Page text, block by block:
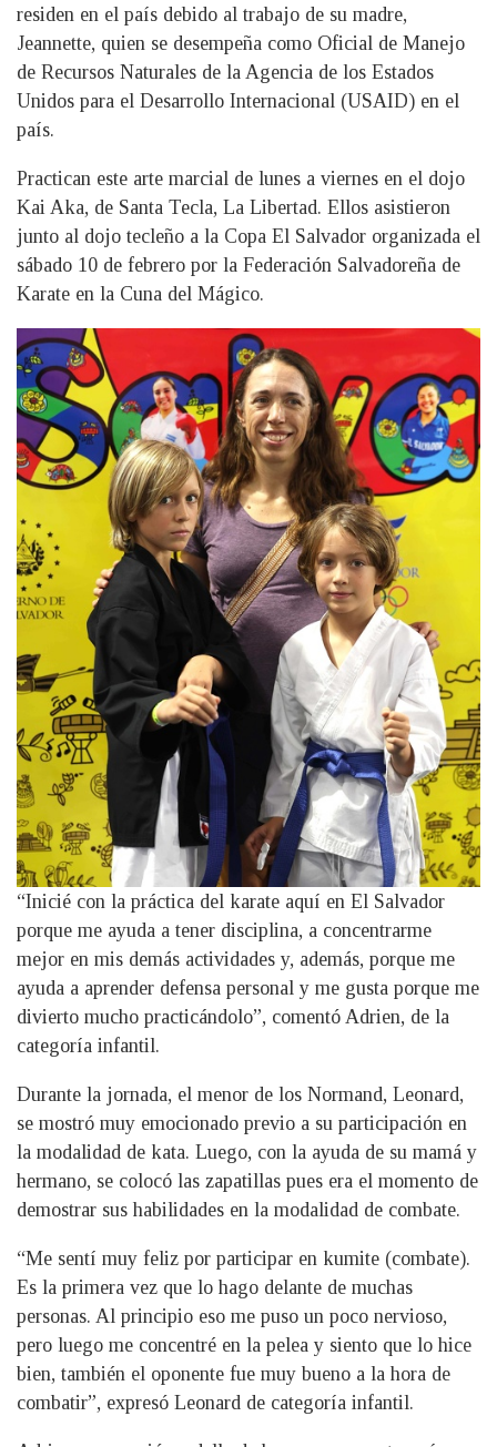
residen en el país debido al trabajo de su madre,
Jeannette, quien se desempeña como Oficial de Manejo
de Recursos Naturales de la Agencia de los Estados
Unidos para el Desarrollo Internacional (USAID) en el
país.
Practican este arte marcial de lunes a viernes en el dojo
Kai Aka, de Santa Tecla, La Libertad. Ellos asistieron
junto al dojo tecleño a la Copa El Salvador organizada el
sábado 10 de febrero por la Federación Salvadoreña de
Karate en la Cuna del Mágico.
“Inicié con la práctica del karate aquí en El Salvador
porque me ayuda a tener disciplina, a concentrarme
mejor en mis demás actividades y, además, porque me
ayuda a aprender defensa personal y me gusta porque me
divierto mucho practicándolo”, comentó Adrien, de la
categoría infantil.
Durante la jornada, el menor de los Normand, Leonard,
se mostró muy emocionado previo a su participación en
la modalidad de kata. Luego, con la ayuda de su mamá y
hermano, se colocó las zapatillas pues era el momento de
demostrar sus habilidades en la modalidad de combate.
“Me sentí muy feliz por participar en kumite (combate).
Es la primera vez que lo hago delante de muchas
personas. Al principio eso me puso un poco nervioso,
pero luego me concentré en la pelea y siento que lo hice
bien, también el oponente fue muy bueno a la hora de
combatir”, expresó Leonard de categoría infantil.